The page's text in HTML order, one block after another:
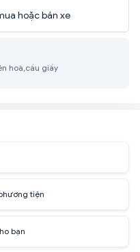
hoặc bán xe
hoà,cầu giấy
tiện
bạn